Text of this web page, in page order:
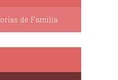
de Familia